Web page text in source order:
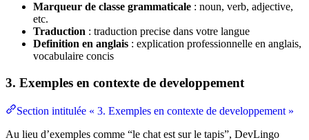
Marqueur de classe grammaticale : noun, verb, adjective,
etc.
Traduction : traduction precise dans votre langue
Definition en anglais : explication professionnelle en anglais,
vocabulaire concis
3. Exemples en contexte de developpement
Section intitulée « 3. Exemples en contexte de developpement »
Au lieu d’exemples comme “le chat est sur le tapis”, DevLingo